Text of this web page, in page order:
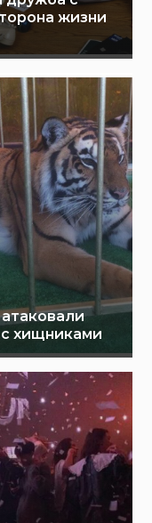
жизни
с хищниками